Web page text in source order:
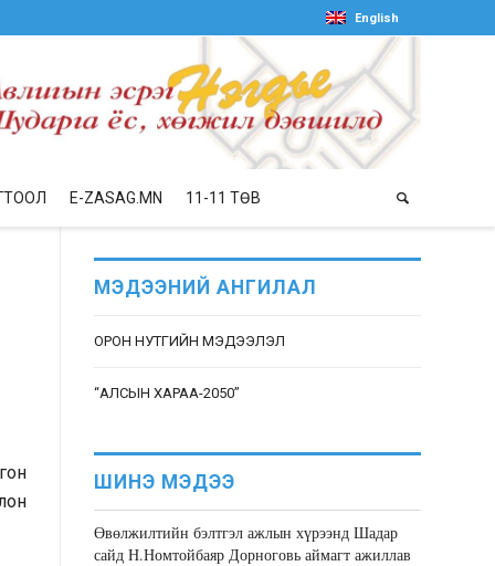
English
E-ZASAG.MN 11-11 ТӨВ
МЭДЭЭНИЙ АНГИЛАЛ
ОРОН НУТГИЙН МЭДЭЭЛЭЛ
“АЛСЫН ХАРАА-2050”
ШИНЭ МЭДЭЭ
Өвөлжилтийн бэлтгэл ажлын хүрээнд Шадар
сайд Н.Номтойбаяр Дорноговь аймагт ажиллав